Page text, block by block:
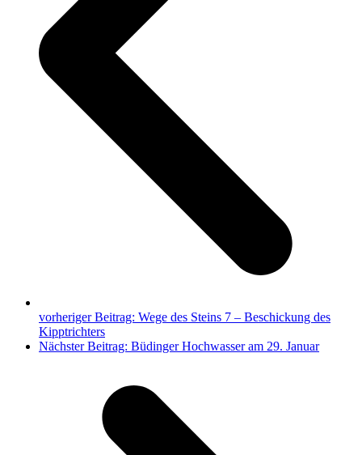
vorheriger Beitrag: Wege des Steins 7 – Beschickung des
Kipptrichters
Nächster Beitrag: Büdinger Hochwasser am 29. Januar